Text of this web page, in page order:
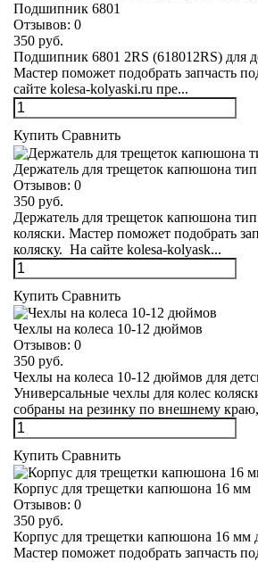
Подшипник 6801
Отзывов: 0
350 руб.
Подшипник 6801 2RS (618012RS) для
Мастер поможет подобрать запчасть
сайте kolesa-kolyaski.ru пре...
Купить Сравнить
Держатель для трещеток капюшона
Отзывов: 0
350 руб.
Держатель для трещеток капюшона тип
коляски. Мастер поможет подобрать
коляску. На сайте kolesa-kolyask...
Купить Сравнить
Чехлы на колеса 10-12 дюймов
Отзывов: 0
350 руб.
Чехлы на колеса 10-12 дюймов для
Универсальные чехлы для колес
собраны на резинку по внешнему
Купить Сравнить
Корпус для трещетки капюшона 16 мм
Отзывов: 0
350 руб.
Корпус для трещетки капюшона 16 мм
Мастер поможет подобрать запчасть